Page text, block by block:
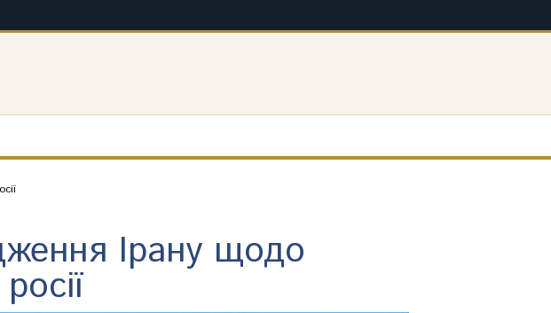
Ірану щодо